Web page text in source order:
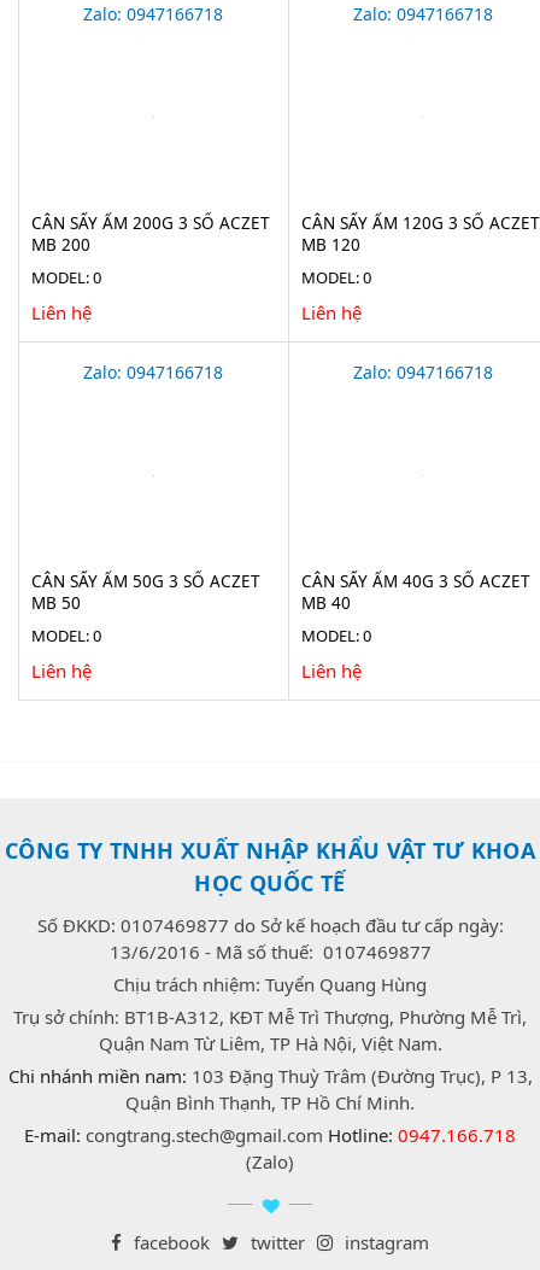
Zalo: 0947166718
CÂN SẤY ẨM 200G 3 SỐ ACZET
MB 200
MODEL: 0
Liên hệ
Zalo: 0947166718
CÂN SẤY ẨM 120G 3 SỐ ACZET
MB 120
MODEL: 0
Liên hệ
Zalo: 0947166718
CÂN SẤY ẨM 50G 3 SỐ ACZET
MB 50
MODEL: 0
Liên hệ
Zalo: 0947166718
CÂN SẤY ẨM 40G 3 SỐ ACZET
MB 40
MODEL: 0
Liên hệ
CÔNG TY TNHH XUẤT NHẬP KHẨU VẬT TƯ KHOA
HỌC QUỐC TẾ
Số ĐKKD: 0107469877 do Sở kế hoạch đầu tư cấp ngày:
13/6/2016 - Mã số thuế: 0107469877
Chịu trách nhiệm: Tuyển Quang Hùng
Trụ sở chính: BT1B-A312, KĐT Mễ Trì Thượng, Phường Mễ Trì,
Quận Nam Từ Liêm, TP Hà Nội, Việt Nam.
Chi nhánh miền nam: 103 Đặng Thuỳ Trâm (Đường Trục), P 13,
Quận Bình Thạnh, TP Hồ Chí Minh.
E-mail: congtrang.stech@gmail.com Hotline: 0947.166.718
(Zalo)
facebook twitter instagram